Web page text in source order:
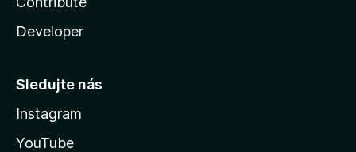
Developer
Sledujte nás
Instagram
YouTube